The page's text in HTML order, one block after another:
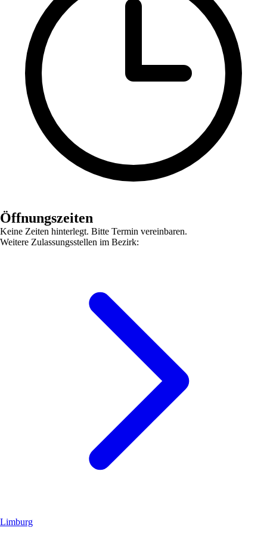
Öffnungszeiten
Keine Zeiten hinterlegt. Bitte Termin vereinbaren.
Weitere Zulassungsstellen im Bezirk:
Limburg